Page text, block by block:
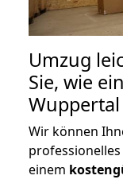
Umzug
Sie, wie
Wir können
einem